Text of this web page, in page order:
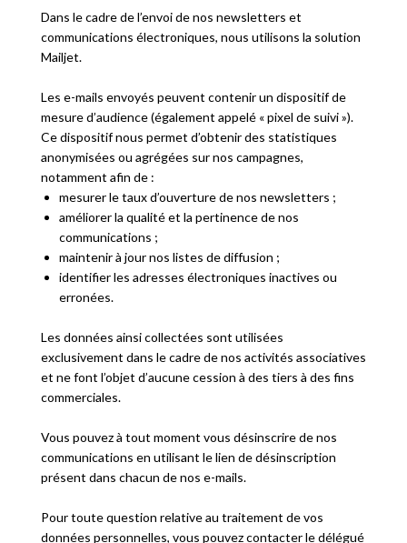
Dans le cadre de l’envoi de nos newsletters et
communications électroniques, nous utilisons la solution
Mailjet.
Les e-mails envoyés peuvent contenir un dispositif de
mesure d’audience (également appelé « pixel de suivi »).
Ce dispositif nous permet d’obtenir des statistiques
anonymisées ou agrégées sur nos campagnes,
notamment afin de :
mesurer le taux d’ouverture de nos newsletters ;
améliorer la qualité et la pertinence de nos
communications ;
maintenir à jour nos listes de diffusion ;
identifier les adresses électroniques inactives ou
erronées.
Les données ainsi collectées sont utilisées
exclusivement dans le cadre de nos activités associatives
et ne font l’objet d’aucune cession à des tiers à des fins
commerciales.
Vous pouvez à tout moment vous désinscrire de nos
communications en utilisant le lien de désinscription
présent dans chacun de nos e-mails.
Pour toute question relative au traitement de vos
données personnelles, vous pouvez contacter le délégué